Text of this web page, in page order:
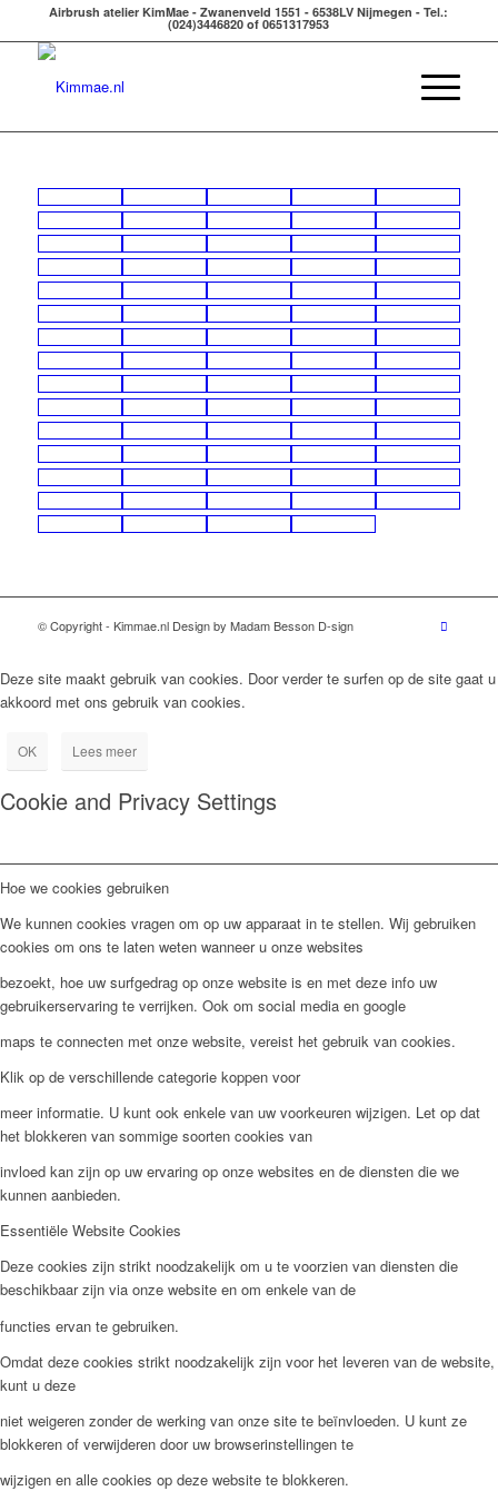
Airbrush atelier KimMae - Zwanenveld 1551 - 6538LV Nijmegen - Tel.:
(024)3446820 of 0651317953
© Copyright - Kimmae.nl Design by Madam Besson D-sign
Deze site maakt gebruik van cookies. Door verder te surfen op de site gaat u
akkoord met ons gebruik van cookies.
OK Lees meer
Cookie and Privacy Settings
Hoe we cookies gebruiken
We kunnen cookies vragen om op uw apparaat in te stellen. Wij gebruiken
cookies om ons te laten weten wanneer u onze websites
bezoekt, hoe uw surfgedrag op onze website is en met deze info uw
gebruikerservaring te verrijken. Ook om social media en google
maps te connecten met onze website, vereist het gebruik van cookies.
Klik op de verschillende categorie koppen voor
meer informatie. U kunt ook enkele van uw voorkeuren wijzigen. Let op dat
het blokkeren van sommige soorten cookies van
invloed kan zijn op uw ervaring op onze websites en de diensten die we
kunnen aanbieden.
Essentiële Website Cookies
Deze cookies zijn strikt noodzakelijk om u te voorzien van diensten die
beschikbaar zijn via onze website en om enkele van de
functies ervan te gebruiken.
Omdat deze cookies strikt noodzakelijk zijn voor het leveren van de website,
kunt u deze
niet weigeren zonder de werking van onze site te beïnvloeden. U kunt ze
blokkeren of verwijderen door uw browserinstellingen te
wijzigen en alle cookies op deze website te blokkeren.